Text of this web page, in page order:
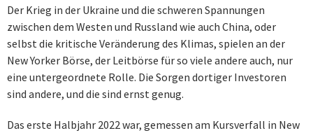
Der Krieg in der Ukraine und die schweren Spannungen
zwischen dem Westen und Russland wie auch China, oder
selbst die kritische Veränderung des Klimas, spielen an der
New Yorker Börse, der Leitbörse für so viele andere auch, nur
eine untergeordnete Rolle. Die Sorgen dortiger Investoren
sind andere, und die sind ernst genug.
Das erste Halbjahr 2022 war, gemessen am Kursverfall in New
Kontakt
Login